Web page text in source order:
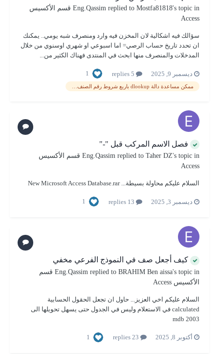
Eng.Qassim replied to Mostfa81818's topic in
قسم الأكسيس
Access
سؤالك فيه اشكالية لان المخزن فيه وارد ومنصرف شبه يومي.. يمكنك
ان تحدد تاريخ حساب الرصي= اما اسبوعي او شهري اوسنوي من خلال
المدخلات والمنصرف منها ابحث في المنتدى فهناك الكثير من...
ديسمبر 9, 2025 1
ممكن مساعدة دالة dlookup باربع شروط رقم الصنف =رقم الصنف ورقم المخزن =رقم المخزن
فصل الاسم المركب قبل "-"
Eng.Qassim replied to Taher DZ's topic in
قسم الأكسيس
Access
السلام عليكم محاولة بسيطة... New Microsoft Access Database.rar
ديسمبر 3, 2025 1
كيف أجعل صف في النموذج الفرعي مخفي
Eng.Qassim replied to BRAHIM Ben aissa's topic in
قسم
الأكسيس Access
السلام عليكم اخي العزيز... حاول ان تجعل الحقول الحسابية
calculated في الاستعلام وليس في الجدول حتى يسهل تحويلها الى
mdb 2003
أكتوبر 8, 2025 1